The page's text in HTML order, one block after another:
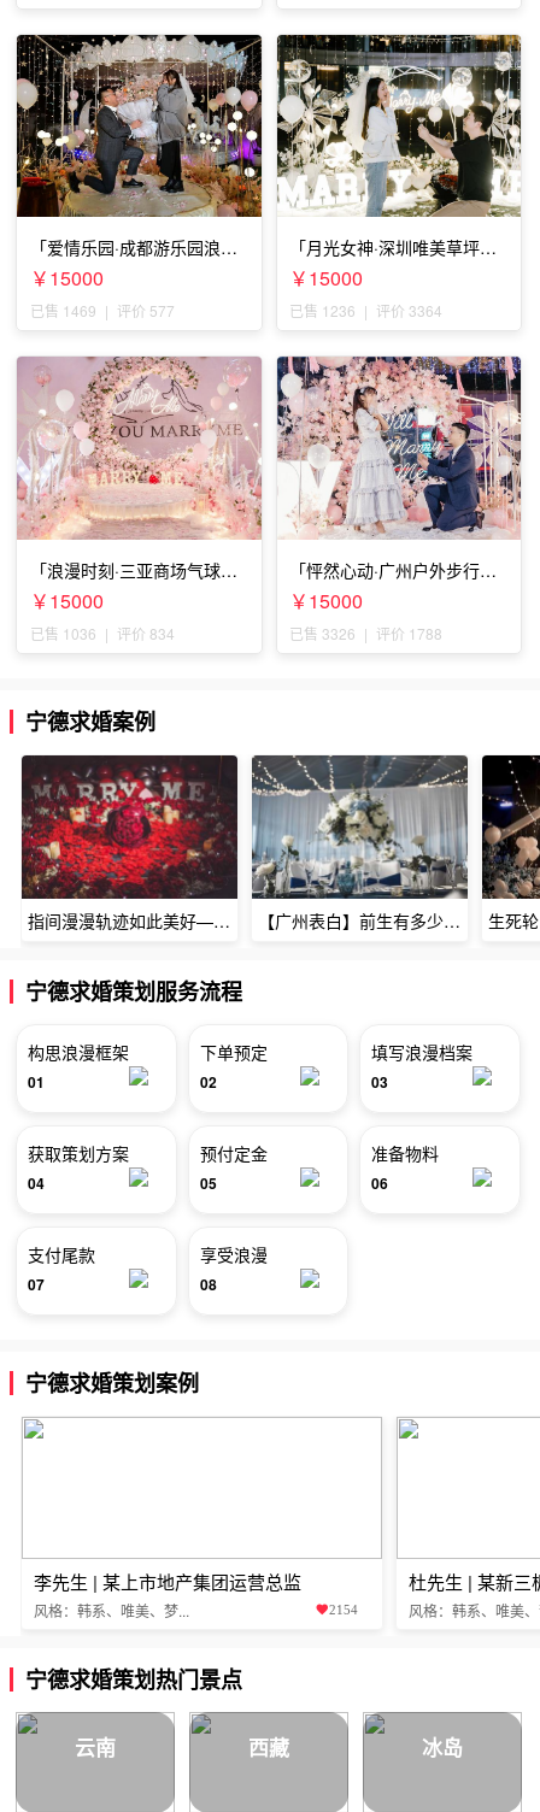
「爱情乐园·成都游乐园浪漫
求婚」
￥15000
已售 1469 | 评价 577
「月光女神·深圳唯美草坪浪
漫求婚」
￥15000
已售 1236 | 评价 3364
「浪漫时刻·三亚商场气球雨
惊喜求婚」
￥15000
已售 1036 | 评价 834
「怦然心动·广州户外步行街
求婚」
￥15000
已售 3326 | 评价 1788
宁德求婚案例
指间漫漫轨迹如此美好——深圳烈焰玫瑰生日惊喜 【广州表白】前生有多少未尽的缘7张
宁德求婚策划服务流程
构思浪漫框架
01
下单预定
02
填写浪漫档案
03
获取策划方案
04
预付定金
05
准备物料
06
支付尾款
07
享受浪漫
08
宁德求婚策划案例
李先生 | 某上市地产集团运营总监
风格：韩系、唯美、梦... 2154
杜先生 | 某新三
风格：韩系、唯美
宁德求婚策划热门景点
云南 西藏 冰岛